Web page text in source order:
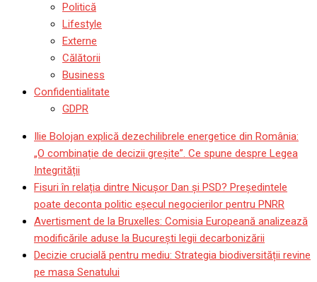
Politică
Lifestyle
Externe
Călătorii
Business
Confidentialitate
GDPR
Ilie Bolojan explică dezechilibrele energetice din România:
„O combinație de decizii greșite”. Ce spune despre Legea
Integrității
Fisuri în relația dintre Nicușor Dan și PSD? Președintele
poate deconta politic eșecul negocierilor pentru PNRR
Avertisment de la Bruxelles: Comisia Europeană analizează
modificările aduse la București legii decarbonizării
Decizie crucială pentru mediu: Strategia biodiversității revine
pe masa Senatului